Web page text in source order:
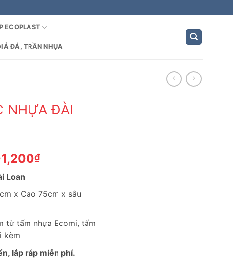
ECOPLAST
ĐÁ, TRẦN NHỰA
NHỰA ĐÀI
₫Giá
là:
Loan
x Cao 75cm x sâu
từ tấm nhựa Ecomi, tấm
kèm
lắp ráp miễn phí.